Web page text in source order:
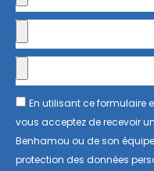
En utilisant ce formulaire
vous acceptez de recevoir
Benhamou ou de son
protection des données